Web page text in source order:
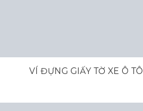
VÍ ĐỰNG GIẤY TỜ XE Ô TÔ